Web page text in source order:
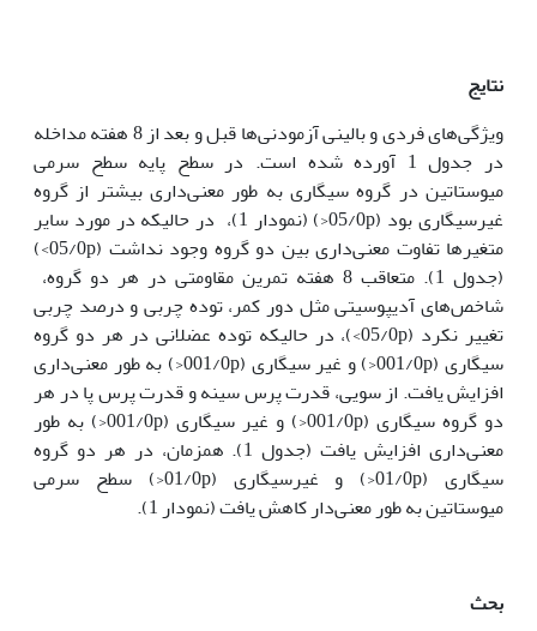
نتایج
ویژگی‌های فردی و بالینی آزمودنی‌ها قبل و بعد از 8 هفته مداخله
در جدول 1 آورده شده است. در سطح پایه سطح سرمی
میوستاتین در گروه سیگاری به طور معنی‌داری بیشتر از گروه
غیرسیگاری بود (05/0p<) (نمودار 1)، در حالیکه در مورد سایر
متغیرها تفاوت معنی‌داری بین دو گروه وجود نداشت (05/0p>)
(جدول 1). متعاقب 8 هفته تمرین مقاومتی در هر دو گروه،
شاخص‌های آدیپوسیتی مثل دور کمر، توده چربی و درصد چربی
تغییر نکرد (05/0p>)، در حالیکه توده عضلانی در هر دو گروه
سیگاری (001/0p<) و غیر سیگاری (001/0p<) به طور معنی‌داری
افزایش یافت. از سویی، قدرت پرس سینه و قدرت پرس پا در هر
دو گروه سیگاری (001/0p<) و غیر سیگاری (001/0p<) به طور
معنی‌داری افزایش یافت (جدول 1). همزمان، در هر دو گروه
سیگاری (01/0p<) و غیرسیگاری (01/0p<) سطح سرمی
میوستاتین به طور معنی‌دار کاهش یافت (نمودار 1).
بحث